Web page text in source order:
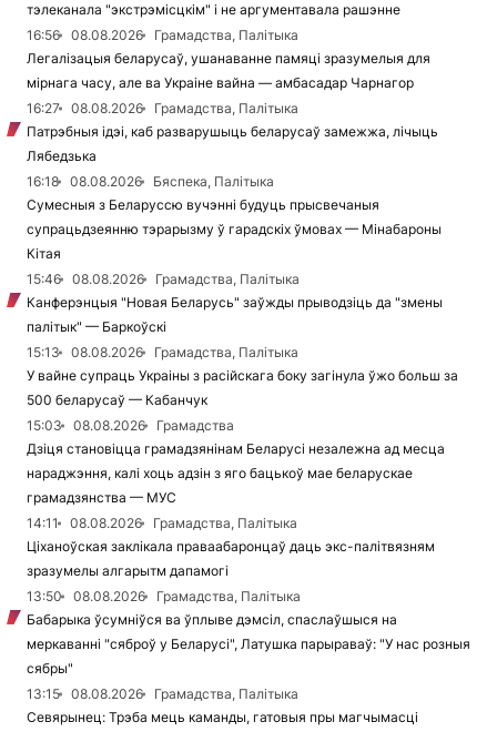
тэлеканала "экстрэмісцкім" і не аргументавала рашэнне
16:56
08.08.2026
Грамадства, Палітыка
Легалізацыя беларусаў, ушанаванне памяці зразумелыя для
мірнага часу, але ва Украіне вайна — амбасадар Чарнагор
16:27
08.08.2026
Грамадства, Палітыка
Патрэбныя ідэі, каб разварушыць беларусаў замежжа, лічыць
Лябедзька
16:18
08.08.2026
Бяспека, Палітыка
Сумесныя з Беларуссю вучэнні будуць прысвечаныя
супрацьдзеянню тэрарызму ў гарадскіх ўмовах — Мінабароны
Кітая
15:46
08.08.2026
Грамадства, Палітыка
Канферэнцыя "Новая Беларусь" заўжды прыводзіць да "змены
палітык" — Баркоўскі
15:13
08.08.2026
Грамадства, Палітыка
У вайне супраць Украіны з расійскага боку загінула ўжо больш за
500 беларусаў — Кабанчук
15:03
08.08.2026
Грамадства
Дзіця становіцца грамадзянінам Беларусі незалежна ад месца
нараджэння, калі хоць адзін з яго бацькоў мае беларускае
грамадзянства — МУС
14:11
08.08.2026
Грамадства, Палітыка
Ціханоўская заклікала праваабаронцаў даць экс-палітвязням
зразумелы алгарытм дапамогі
13:50
08.08.2026
Грамадства, Палітыка
Бабарыка ўсумніўся ва ўплыве дэмсіл, спаслаўшыся на
меркаванні "сяброў у Беларусі", Латушка парыраваў: "У нас розныя
сябры"
13:15
08.08.2026
Грамадства, Палітыка
Севярынец: Трэба мець каманды, гатовыя пры магчымасці